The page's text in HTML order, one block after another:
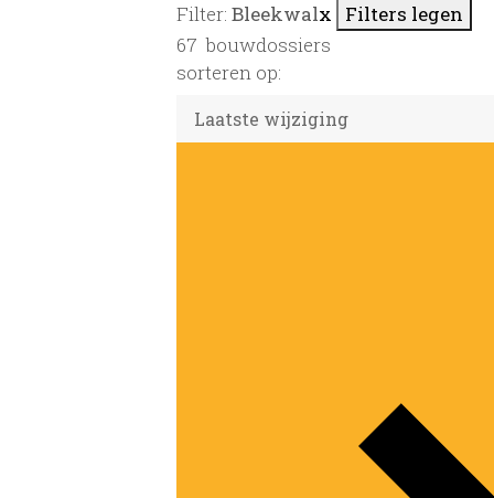
Filter: Bleekwalx
Filters legen
67 bouwdossiers
sorteren op: